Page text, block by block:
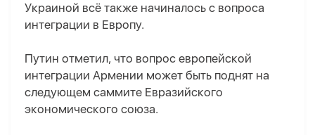
Украиной всё также начиналось с вопроса
интеграции в Европу.
Путин отметил, что вопрос европейской
интеграции Армении может быть поднят на
следующем саммите Евразийского
экономического союза.